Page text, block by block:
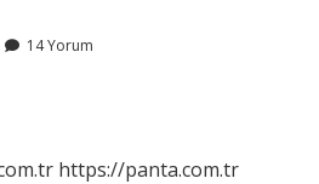
14 Yorum
https://panta.com.tr